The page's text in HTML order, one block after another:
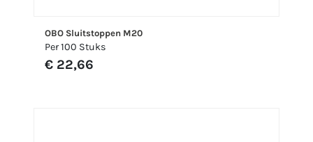
OBO Sluitstoppen M20
Per 100 Stuks
€ 22,66